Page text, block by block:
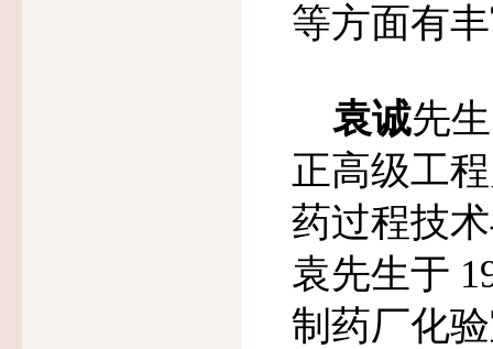
等方面有
袁诚先
正高级工
药过程技
袁先生于
制药厂化